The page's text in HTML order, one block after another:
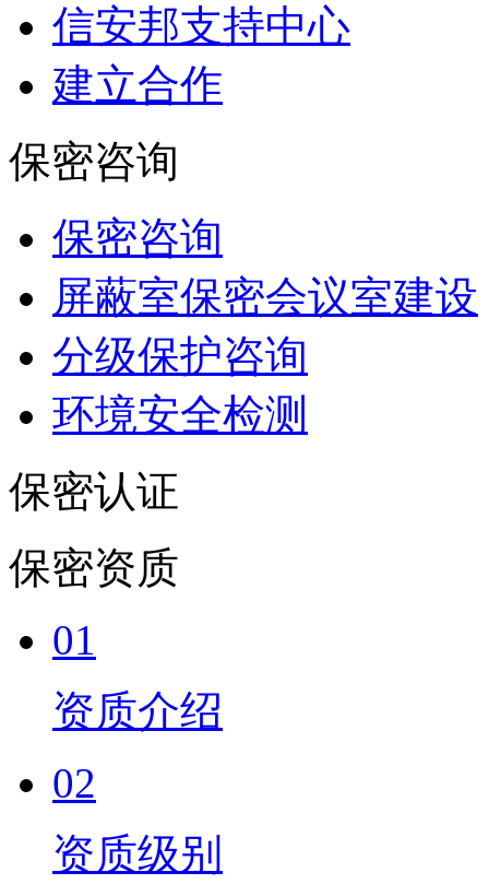
信安邦支持中心
建立合作
保密咨询
保密咨询
屏蔽室保密会议室建设
分级保护咨询
环境安全检测
保密认证
保密资质
01
资质介绍
02
资质级别